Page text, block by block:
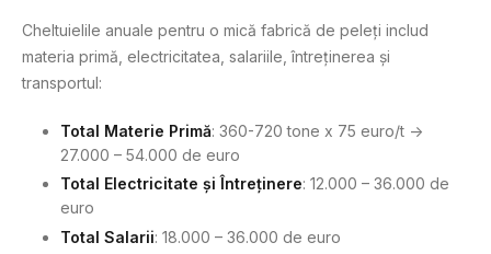
Cheltuielile anuale pentru o mică fabrică de peleți includ
materia primă, electricitatea, salariile, întreținerea și
transportul:
Total Materie Primă: 360-720 tone x 75 euro/t ->
27.000 – 54.000 de euro
Total Electricitate și Întreținere: 12.000 – 36.000 de
euro
Total Salarii: 18.000 – 36.000 de euro